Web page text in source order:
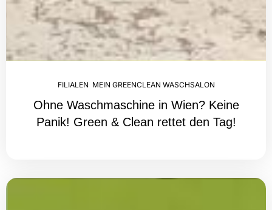
FILIALEN MEIN GREENCLEAN WASCHSALON
Ohne Waschmaschine in Wien? Keine
Panik! Green & Clean rettet den Tag!